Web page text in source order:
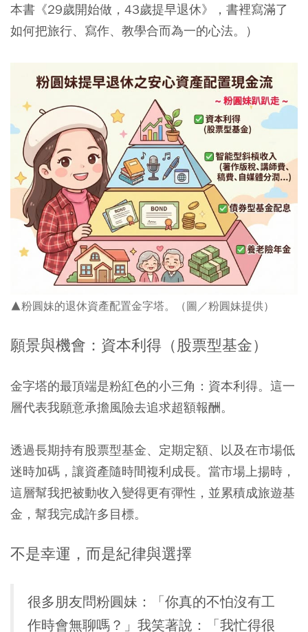
本書《29歲開始做，43歲提早退休》，書裡寫滿了
如何把旅行、寫作、教學合而為一的心法。）
▲粉圓妹的退休資產配置金字塔。（圖／粉圓妹提供）
願景與機會：資本利得（股票型基金）
金字塔的最頂端是粉紅色的小三角：資本利得。這一
層代表我願意承擔風險去追求超額報酬。
透過長期持有股票型基金、定期定額、以及在市場低
迷時加碼，讓資產隨時間複利成長。當市場上揚時，
這層幫我把被動收入變得更有彈性，並累積成旅遊基
金，幫我完成許多目標。
不是幸運，而是紀律與選擇
很多朋友問粉圓妹：「你真的不怕沒有工
作時會無聊嗎？」我笑著說：「我忙得很